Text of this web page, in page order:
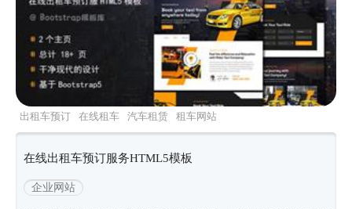
出租车预订 在线租车 汽车租赁
租车网站
bootstrap5
在线出租车预订服务HTML5模板
企业网站